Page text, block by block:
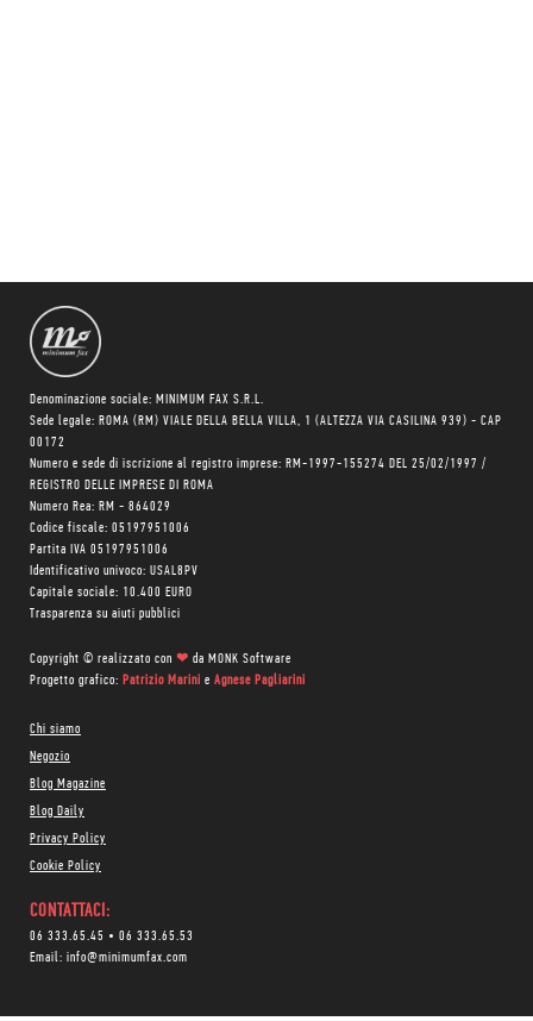
Denominazione sociale: MINIMUM FAX S.R.L.
Sede legale: ROMA (RM) VIALE DELLA BELLA VILLA, 1 (ALTEZZA VIA CASILINA 939) - CAP
00172
Numero e sede di iscrizione al registro imprese: RM-1997-155274 DEL 25/02/1997 /
REGISTRO DELLE IMPRESE DI ROMA
Numero Rea: RM - 864029
Codice fiscale: 05197951006
Partita IVA 05197951006
Identificativo univoco: USAL8PV
Capitale sociale: 10.400 EURO
Trasparenza su aiuti pubblici
Copyright © realizzato con ❤ da MONK Software
Progetto grafico: Patrizio Marini e Agnese Pagliarini
Chi siamo
Negozio
Blog Magazine
Blog Daily
Privacy Policy
Cookie Policy
CONTATTACI:
06 333.65.45 • 06 333.65.53
Email: info@minimumfax.com